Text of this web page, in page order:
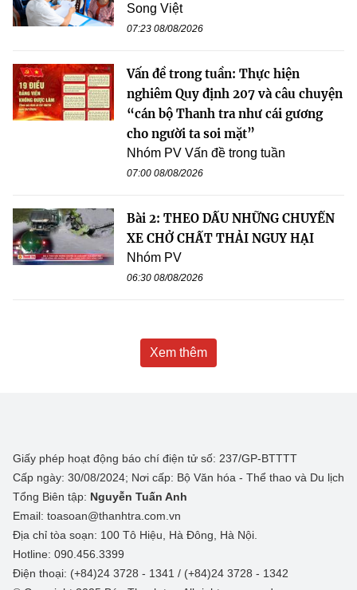
Song Việt
07:23 08/08/2026
Vấn đề trong tuần: Thực hiện
nghiêm Quy định 207 và câu chuyện
“cán bộ Thanh tra như cái gương
cho người ta soi mặt”
Nhóm PV Vấn đề trong tuần
07:00 08/08/2026
Bài 2: THEO DẤU NHỮNG CHUYẾN
XE CHỞ CHẤT THẢI NGUY HẠI
Nhóm PV
06:30 08/08/2026
Xem thêm
Giấy phép hoạt động báo chí điện tử số: 237/GP-BTTTT
Cấp ngày: 30/08/2024; Nơi cấp: Bộ Văn hóa - Thể thao và Du lịch
Tổng Biên tập: Nguyễn Tuấn Anh
Email: toasoan@thanhtra.com.vn
Địa chỉ tòa soạn: 100 Tô Hiệu, Hà Đông, Hà Nội.
Hotline: 090.456.3399
Điện thoại: (+84)24 3728 - 1341 / (+84)24 3728 - 1342